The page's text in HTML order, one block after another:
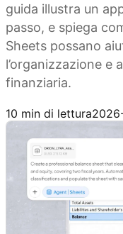
guida illustra un
passo, e spiega
Sheets possano
l’organizzazione e
finanziaria.
10 min di lettura